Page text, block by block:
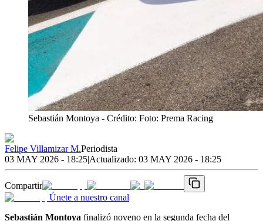
Sebastián Montoya - Crédito: Foto: Prema Racing
Felipe Villamizar M.Periodista
03 MAY 2026 - 18:25|Actualizado: 03 MAY 2026 - 18:25
Compartir
Únete a nuestro canal
Sebastián Montoya finalizó noveno en la segunda fecha del